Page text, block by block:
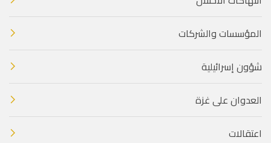
المؤسسات والشركات
شؤون إسرائيلية
العدوان على غزة
اعتقالات